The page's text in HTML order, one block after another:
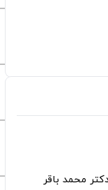
محمد باقر